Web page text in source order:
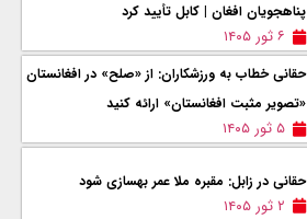
پناهجویان افغان | کابل تأیید کرد
۶ ثور ۱۴۰۵
حقانی خطاب به ورزشکاران: از «صلح» در افغانستان
«تصویر مثبت افغانستان» ارائه کنید
۵ ثور ۱۴۰۵
حقانی در زابل: مقبره ملا عمر بهسازی شود
۲ ثور ۱۴۰۵